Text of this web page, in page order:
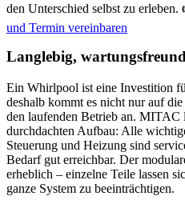
den Unterschied selbst zu erleben.
und Termin vereinbaren
Langlebig,
Ein Whirlpool ist eine Investition
deshalb kommt es nicht nur auf
den laufenden Betrieb an. MITAC
durchdachten Aufbau: Alle
Steuerung und Heizung sind
Bedarf gut erreichbar. Der
erheblich – einzelne Teile lassen
ganze System zu beeinträchtigen.